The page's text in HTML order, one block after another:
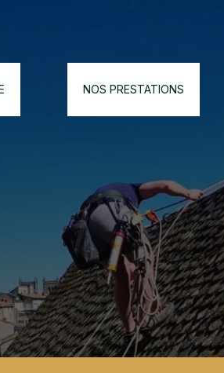
NOS PRESTATIONS